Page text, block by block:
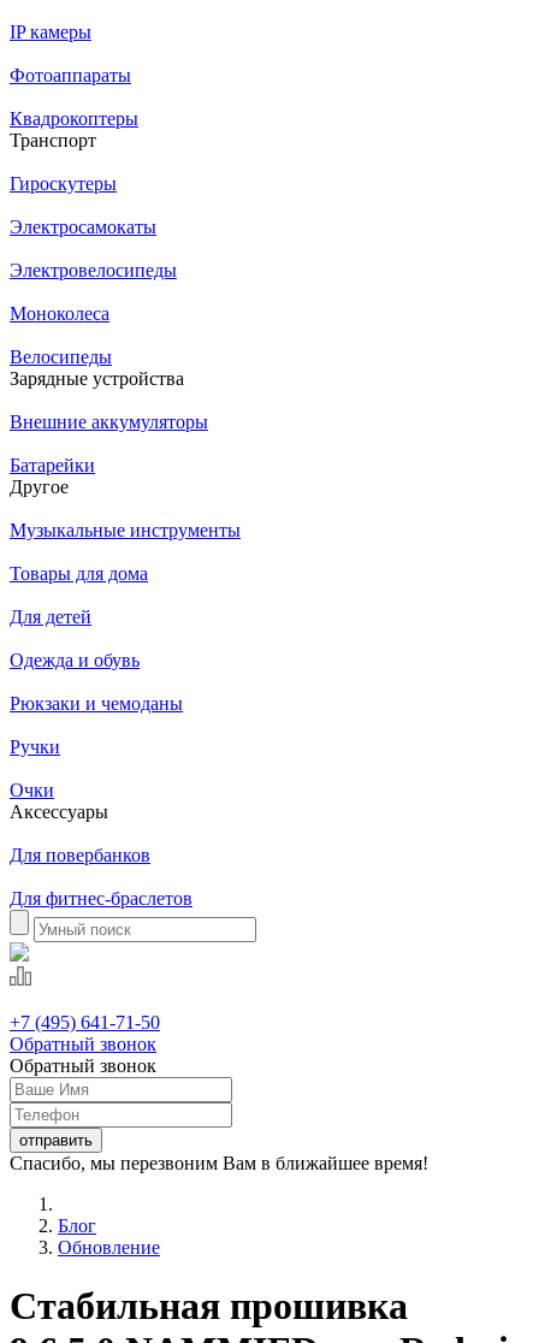
IP камеры
Фотоаппараты
Квадрокоптеры
Транспорт
Гироскутеры
Электросамокаты
Электровелосипеды
Моноколеса
Велосипеды
Зарядные устройства
Внешние аккумуляторы
Батарейки
Другое
Музыкальные инструменты
Товары для дома
Для детей
Одежда и обувь
Рюкзаки и чемоданы
Ручки
Очки
Аксессуары
Для повербанков
Для фитнес-браслетов
+7 (495) 641-71-50
Обратный звонок
Обратный звонок
Спасибо, мы перезвоним Вам в ближайшее время!
Блог
Обновление
Стабильная прошивка